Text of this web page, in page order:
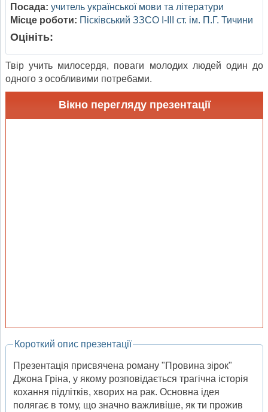
Посада: учитель української мови та літератури
Місце роботи: Пісківський ЗЗСО І-ІІІ ст. ім. П.Г. Тичини
Оцініть:
Твір учить милосердя, поваги молодих людей один до
одного з особливими потребами.
Вікно перегляду презентації
Короткий опис презентації
Презентація присвячена роману "Провина зірок"
Джона Гріна, у якому розповідається трагічна історія
кохання підлітків, хворих на рак. Основна ідея
полягає в тому, що значно важливіше, як ти прожив